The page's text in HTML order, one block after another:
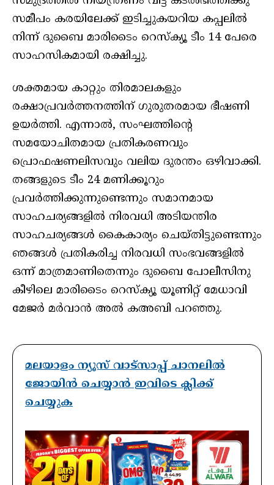
സമീപം കരയിലേക്ക് ഇടിച്ചുകയറിയ കപ്പലില്‍
നിന്ന് ദുബൈ മാരിടൈം റെസ്‌ക്യൂ ടീം 14 പേരെ
സാഹസികമായി രക്ഷിച്ചു.
ശക്തമായ കാറ്റും തിരമാലകളും
രക്ഷാപ്രവര്‍ത്തനത്തിന് ഗുരുതരമായ ഭീഷണി
ഉയര്‍ത്തി. എന്നാല്‍, സംഘത്തിന്റെ
സമയോചിതമായ പ്രതികരണവും
പ്രൊഫഷണലിസവും വലിയ ദുരന്തം ഒഴിവാക്കി.
തങ്ങളുടെ ടീം 24 മണിക്കൂറും
പ്രവര്‍ത്തിക്കുന്നുണ്ടെന്നും സമാനമായ
സാഹചര്യങ്ങളില്‍ നിരവധി അടിയന്തിര
സാഹചര്യങ്ങള്‍ കൈകാര്യം ചെയ്തിട്ടുണ്ടെന്നും
ഞങ്ങള്‍ പ്രതികരിച്ച നിരവധി സംഭവങ്ങളില്‍
ഒന്ന് മാത്രമാണിതെന്നും ദുബൈ പോലീസിനു
കീഴിലെ മാരിടൈം റെസ്‌ക്യൂ യൂണിറ്റ് മേധാവി
മേജര്‍ മര്‍വാന്‍ അല്‍ കഅബി പറഞ്ഞു.
മലയാളം ന്യൂസ് വാട്സാപ്പ് ചാനലിൽ
ജോയിൻ ചെയ്യാൻ ഇവിടെ ക്ലിക്ക്
ചെയ്യുക